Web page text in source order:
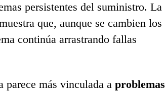
persistentes del suministro. La
que, aunque se cambien los
continúa arrastrando fallas
más vinculada a problemas